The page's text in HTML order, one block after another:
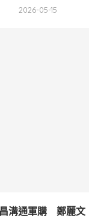
2026-05-15
溝通軍購 鄭麗文